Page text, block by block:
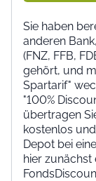
Sie haben
anderen
(FNZ, FFB,
gehört, und
Spartarif"
"100%
übertragen
kostenlos
Depot bei
hier